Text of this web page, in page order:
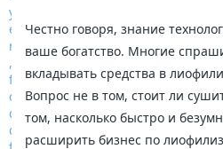
Честно говоря, знание
ваше богатство. Многие
вкладывать средства в
Вопрос не в том, стоит ли
том, насколько быстро и
расширить бизнес по